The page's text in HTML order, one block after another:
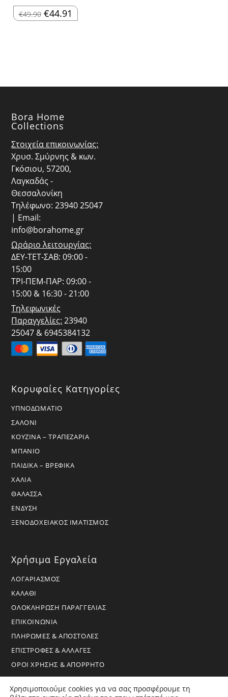
€49.90 Original
price
€44.91 Η
τρέχουσα
Bora Home
Collections
Στοιχεία επικοινωνίας:
Χρυσ. Σμύρνης & κων.
Γκόσιου, 57200,
Λαγκαδάς -
Θεσσαλονίκη
Τηλέφωνο: 23940 25047
| Email:
info@borahome.gr
Ωράριο λειτουργίας:
ΔΕΥ-ΤΕΤ-ΣΑΒ: 09:00 -
15:00
ΤΡΙ-ΠΕΜ-ΠΑΡ: 09:00 -
15:00 & 16:30 - 21:00
Τηλεφωνικές
Παραγγελίες: 23940
25047 & 6945384132
Κορυφαίες Κατηγορίες
ΥΠΝΟΔΩΜΑΤΙΟ
ΣΑΛΟΝΙ
ΚΟΥΖΙΝΑ – ΤΡΑΠΕΖΑΡΙΑ
ΜΠΑΝΙΟ
ΠΑΙΔΙΚΑ – ΒΡΕΦΙΚΑ
ΧΑΛΙΑ
ΘΑΛΑΣΣΑ
ΕΝΔΥΣΗ
ΞΕΝΟΔΟΧΕΙΑΚΟΣ ΙΜΑΤΙΣΜΟΣ
Χρήσιμα Εργαλεία
ΛΟΓΑΡΙΑΣΜΟΣ
ΚΑΛΑΘΙ
ΟΛΟΚΛΗΡΩΣΗ ΠΑΡΑΓΓΕΛΙΑΣ
ΕΠΙΚΟΙΝΩΝΙΑ
ΠΛΗΡΩΜΕΣ & ΑΠΟΣΤΟΛΕΣ
ΕΠΙΣΤΡΟΦΕΣ & ΑΛΛΑΓΕΣ
ΟΡΟΙ ΧΡΗΣΗΣ & ΑΠΟΡΡΗΤΟ
Χρησιμοποιούμε cookies για να σας προσφέρουμε τη